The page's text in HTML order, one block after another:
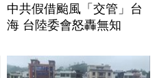
中共假借颱風「交管」台
海 台陸委會怒轟無知